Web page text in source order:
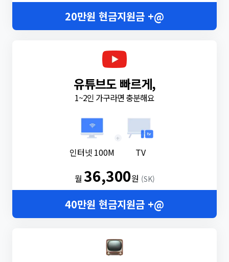
20만원 현금지원금 +@
유튜브도 빠르게,
1~2인 가구라면 충분해요
인터넷 100M
+
TV
월36,300원 (SK)
40만원 현금지원금 +@